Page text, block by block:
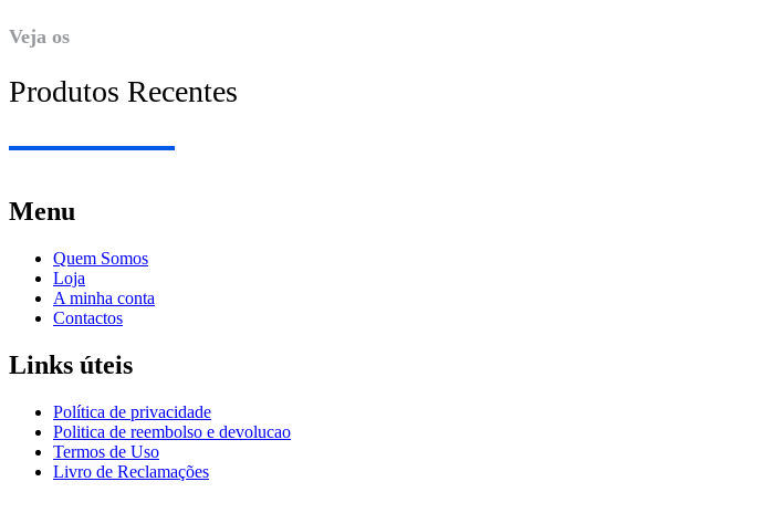
Veja os
Produtos Recentes
Menu
Quem Somos
Loja
A minha conta
Contactos
Links úteis
Política de privacidade
Politica de reembolso e devolucao
Termos de Uso
Livro de Reclamações